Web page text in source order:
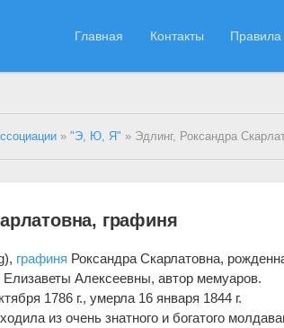
Главная Контакты Правила
»"Э, Ю, Я" » Эдлинг, Роксандра
графиня
графиня Роксандра Скарлатовна,
Елизаветы Алексеевны, автор мемуаров.
1786 г., умерла 16 января 1844 г.
из очень знатного и богатого